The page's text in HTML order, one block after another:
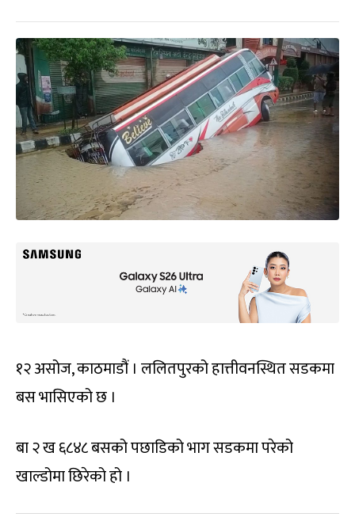
१२ असोज, काठमाडौं । ललितपुरको हात्तीवनस्थित सडकमा
बस भासिएको छ ।
बा २ ख ६८४८ बसको पछाडिको भाग सडकमा परेको
खाल्डोमा छिरेको हो ।